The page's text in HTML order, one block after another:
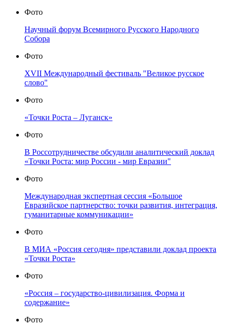
Фото
Научный форум Всемирного Русского Народного
Собора
Фото
XVII Международный фестиваль "Великое русское
слово"
Фото
«Точки Роста – Луганск»
Фото
В Россотрудничестве обсудили аналитический доклад
«Точки Роста: мир России - мир Евразии"
Фото
Международная экспертная сессия «Большое
Евразийское партнерство: точки развития, интеграция,
гуманитарные коммуникации»
Фото
В МИА «Россия сегодня» представили доклад проекта
«Точки Роста»
Фото
«Россия – государство-цивилизация. Форма и
содержание»
Фото